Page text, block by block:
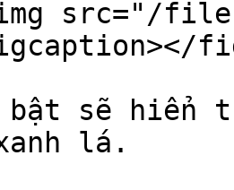
src="/files/
bật sẽ hiển
lá.